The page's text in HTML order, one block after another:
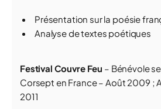
Présentation sur la poésie
Analyse de textes poétiques
Festival Couvre Feu – Bénévole
Corsept en France – Août 2009 ;
2011